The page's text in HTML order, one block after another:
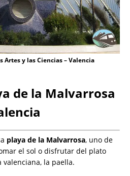
Artes y las Ciencias – Valencia
de la Malvarrosa
playa de la Malvarrosa, uno de
el sol o disfrutar del plato
la paella.